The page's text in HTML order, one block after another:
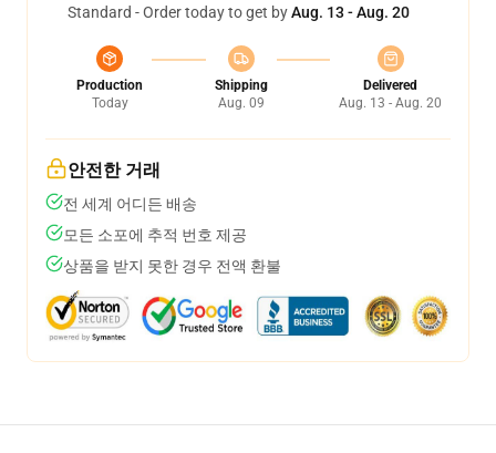
Standard - Order today to get byAug. 13 - Aug. 20
Production
Today
Shipping
Aug. 09
Delivered
Aug. 13 - Aug. 20
안전한 거래
전 세계 어디든 배송
모든 소포에 추적 번호 제공
상품을 받지 못한 경우 전액 환불